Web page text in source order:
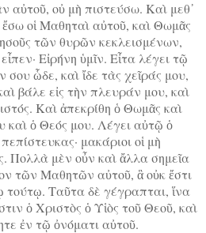
αὐτοῦ, οὐ μὴ πιστεύσω. Καὶ μεθ᾿
οἱ Μαθηταὶ αὐτοῦ, καὶ Θωμᾶς
τῶν θυρῶν κεκλεισμένων,
Εἰρήνη ὑμῖν. Εἶτα λέγει τῷ
ὧδε, καὶ ἴδε τὰς χεῖράς μου,
βάλε εἰς τὴν πλευράν μου, καὶ
Καὶ ἀπεκρίθη ὁ Θωμᾶς καὶ
καὶ ὁ Θεός μου. Λέγει αὐτῷ ὁ
μακάριοι οἱ μὴ
Πολλὰ μὲν οὖν καὶ ἄλλα σημεῖα
τῶν Μαθητῶν αὐτοῦ, ἃ οὐκ ἔστι
τούτῳ. Ταῦτα δὲ γέγραπται, ἵνα
ὁ Χριστὸς ὁ Υἱὸς τοῦ Θεοῦ, καὶ
ἐν τῷ ὀνόματι αὐτοῦ.